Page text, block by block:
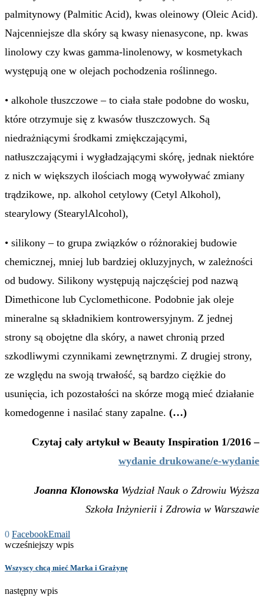
palmitynowy (Palmitic Acid), kwas oleinowy (Oleic Acid).
Najcenniejsze dla skóry są kwasy nienasycone, np. kwas
linolowy czy kwas gamma-linolenowy, w kosmetykach
występują one w olejach pochodzenia roślinnego.
• alkohole tłuszczowe – to ciała stałe podobne do wosku,
które otrzymuje się z kwasów tłuszczowych. Są
niedrażniącymi środkami zmiękczającymi,
natłuszczającymi i wygładzającymi skórę, jednak niektóre
z nich w większych ilościach mogą wywoływać zmiany
trądzikowe, np. alkohol cetylowy (Cetyl Alkohol),
stearylowy (StearylAlcohol),
• silikony – to grupa związków o różnorakiej budowie
chemicznej, mniej lub bardziej okluzyjnych, w zależności
od budowy. Silikony występują najczęściej pod nazwą
Dimethicone lub Cyclomethicone. Podobnie jak oleje
mineralne są składnikiem kontrowersyjnym. Z jednej
strony są obojętne dla skóry, a nawet chronią przed
szkodliwymi czynnikami zewnętrznymi. Z drugiej strony,
ze względu na swoją trwałość, są bardzo ciężkie do
usunięcia, ich pozostałości na skórze mogą mieć działanie
komedogenne i nasilać stany zapalne. (…)
Czytaj cały artykuł w Beauty Inspiration 1/2016 –
wydanie drukowane/e-wydanie
Joanna Klonowska Wydział Nauk o Zdrowiu Wyższa
Szkoła Inżynierii i Zdrowia w Warszawie
0 FacebookEmail
wcześniejszy wpis
Wszyscy chcą mieć Marka i Grażynę
następny wpis